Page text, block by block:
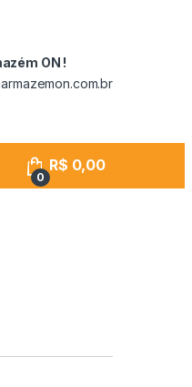
ON !
0
R$ 0,00